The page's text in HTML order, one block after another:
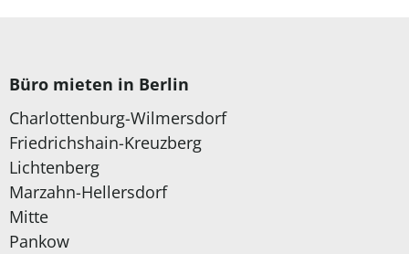
Büro mieten in Berlin
Charlottenburg-Wilmersdorf
Friedrichshain-Kreuzberg
Lichtenberg
Marzahn-Hellersdorf
Mitte
Pankow